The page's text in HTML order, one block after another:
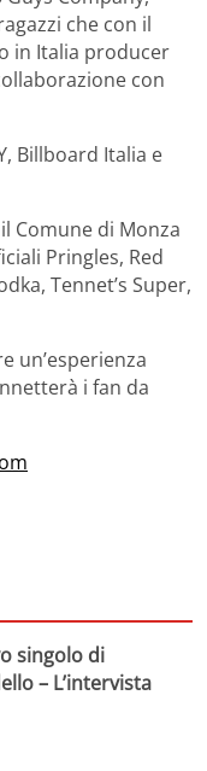
che con il
in Italia producer
con
Billboard Italia e
Comune di Monza
Pringles, Red
Tennet’s Super,
un’esperienza
i fan da
singolo di
– L’intervista